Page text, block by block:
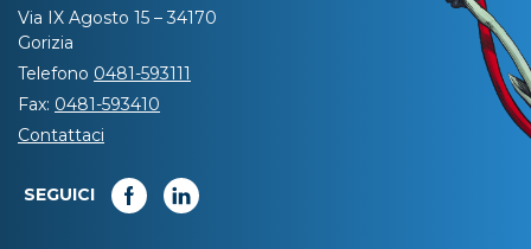
Via IX Agosto 15 – 34170
Gorizia
Telefono 0481-593111
Fax: 0481-593410
Contattaci
SEGUICI